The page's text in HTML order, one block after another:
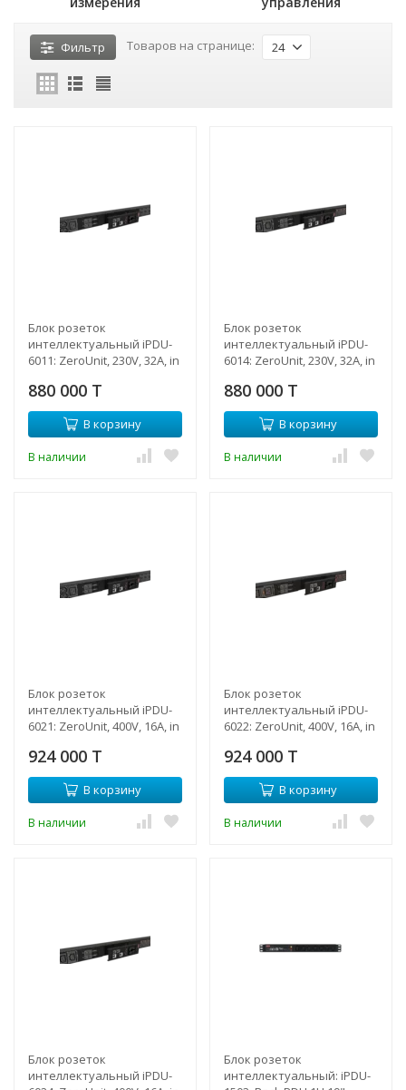
Фильтр Товаров на странице: 24
Блок розеток
интеллектуальный iPDU-
6011: ZeroUnit, 230V, 32А, in
(36) C13 без фиксации
880 000 T
В корзину
В наличии
Блок розеток
интеллектуальный iPDU-
6014: ZeroUnit, 230V, 32А, in
с фиксацией e-lock
880 000 T
В корзину
В наличии
Блок розеток
интеллектуальный iPDU-
6021: ZeroUnit, 400V, 16А, in
C19; (36) C13 без фиксации
924 000 T
В корзину
В наличии
Блок розеток
интеллектуальный iPDU-
6022: ZeroUnit, 400V, 16А, in
C19; (18) C13 с фиксацией
e-lock
924 000 T
В корзину
В наличии
Блок розеток
интеллектуальный iPDU-
Блок розеток
интеллектуальный: iPDU-